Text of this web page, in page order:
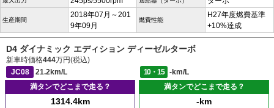
生産期間
2018年07月～201
9年09月
燃費性能
H27年度燃費基準
+10%達成
D4 ダイナミック エディション ディーゼルターボ
新車時価格444万円(税込)
JC08
21.2km/L 10・15
-km/L
満タンでどこまで走る？
1314.4km
満タンでどこまで走る？
-km